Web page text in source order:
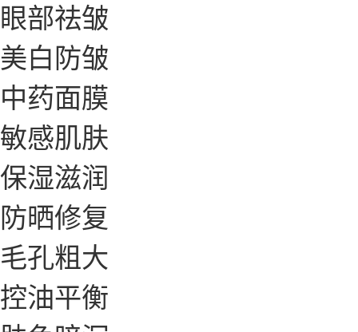
眼部祛皱
美白防皱
中药面膜
敏感肌肤
保湿滋润
防晒修复
毛孔粗大
控油平衡